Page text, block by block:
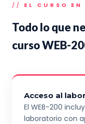
EL CURSO EN
Todo lo que
curso WEB-
Acceso al
El WEB-200
laboratorio con